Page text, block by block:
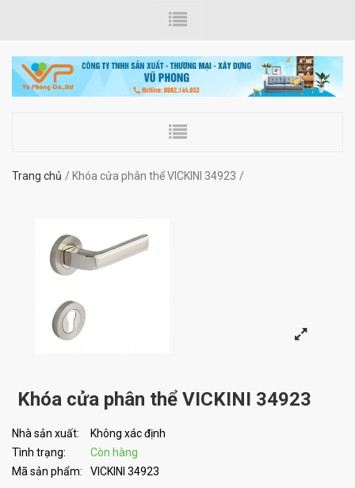
Trang chủ Khóa cửa phân thể VICKINI 34923
Khóa cửa phân thể VICKINI 34923
Nhà sản xuất:
Không xác định
Tình trạng:
Còn hàng
Mã sản phẩm:
VICKINI 34923